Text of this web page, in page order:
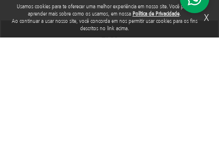
Usamos cookies para te oferecer uma melhor experiência em nosso site. Você pode
aprender mais sobre como os usamos, em nossa Política de Privacidade.
Ao continuar a usar nosso site, você concorda em nos permitir usar cookies para os fins
descritos no link acima.
X
TAGS